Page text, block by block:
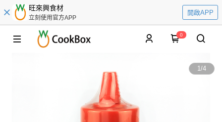
旺來興食材
立刻使用官方APP
開啟APP
0
1/4